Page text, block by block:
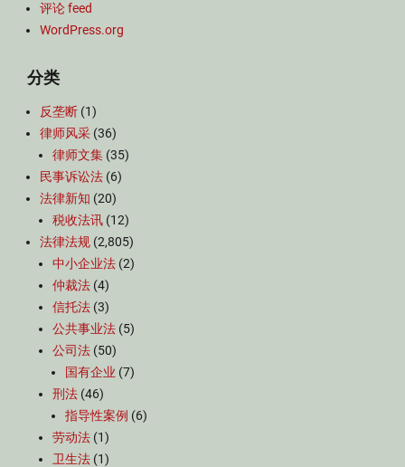
评论 feed
WordPress.org
分类
反垄断 (1)
律师风采 (36)
律师文集 (35)
民事诉讼法 (6)
法律新知 (20)
税收法讯 (12)
法律法规 (2,805)
中小企业法 (2)
仲裁法 (4)
信托法 (3)
公共事业法 (5)
公司法 (50)
国有企业 (7)
刑法 (46)
指导性案例 (6)
劳动法 (1)
卫生法 (1)